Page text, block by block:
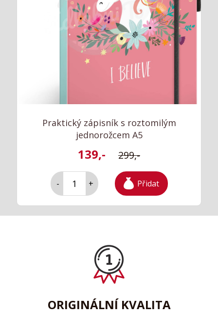
Praktický zápisník s roztomilým
jednorožcem A5
139,- 299,-
- + Přidat
ORIGINÁLNÍ KVALITA